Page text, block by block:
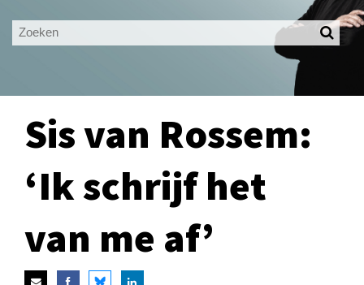
Ingelogd blijven
LOGIN
Sis van Rossem:
‘Ik schrijf het
van me af’